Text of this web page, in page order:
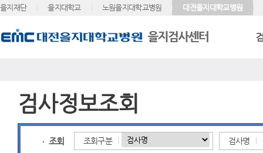
을지재단 을지대학교 노원을지대학교병원 대전을지대학교병원
검사정보조회
조회 조회구분 검사명